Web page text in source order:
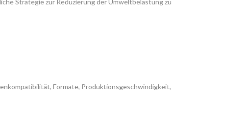
Strategie zur Reduzierung der Umweltbelastung zu
Formate, Produktionsgeschwindigkeit,